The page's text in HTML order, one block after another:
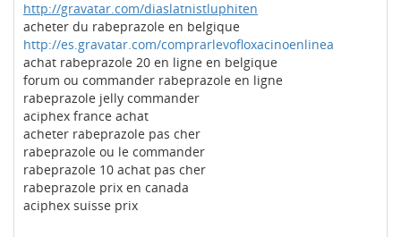
http://gravatar.com/diaslatnistluphiten
acheter du rabeprazole en belgique
http://es.gravatar.com/comprarlevofloxacinoenlinea
achat rabeprazole 20 en ligne en belgique
forum ou commander rabeprazole en ligne
rabeprazole jelly commander
aciphex france achat
acheter rabeprazole pas cher
rabeprazole ou le commander
rabeprazole 10 achat pas cher
rabeprazole prix en canada
aciphex suisse prix